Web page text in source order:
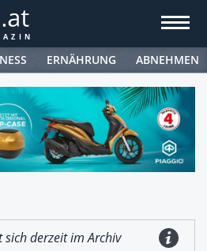
ERNÄHRUNG ABNEHMEN
derzeit im Archiv